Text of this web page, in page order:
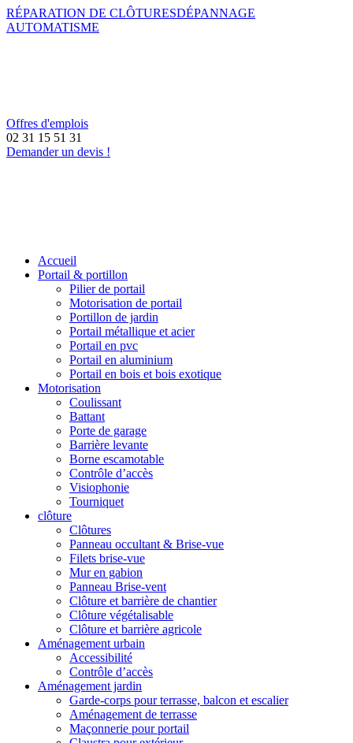
RÉPARATION DE CLÔTURESDÉPANNAGE
AUTOMATISME
Offres d'emplois
02 31 15 51 31
Demander un devis !
Accueil
Portail & portillon
Pilier de portail
Motorisation de portail
Portillon de jardin
Portail métallique et acier
Portail en pvc
Portail en aluminium
Portail en bois et bois exotique
Motorisation
Coulissant
Battant
Porte de garage
Barrière levante
Borne escamotable
Contrôle d’accès
Visiophonie
Tourniquet
clôture
Clôtures
Panneau occultant & Brise-vue
Filets brise-vue
Mur en gabion
Panneau Brise-vent
Clôture et barrière de chantier
Clôture végétalisable
Clôture et barrière agricole
Aménagement urbain
Accessibilité
Contrôle d’accès
Aménagement jardin
Garde-corps pour terrasse, balcon et escalier
Aménagement de terrasse
Maçonnerie pour portail